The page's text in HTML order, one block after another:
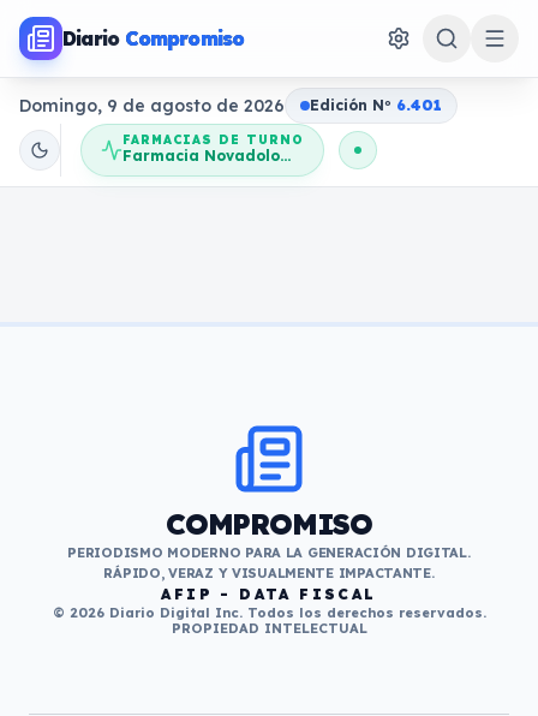
Diario Compromiso
Domingo, 9 de agosto de 2026 Edición No 6.401
FARMACIAS DE TURNO
Farmacia Novadolores
COMPROMISO
PERIODISMO MODERNO PARA LA GENERACIÓN DIGITAL.
RÁPIDO, VERAZ Y VISUALMENTE IMPACTANTE.
AFIP - DATA FISCAL
© 2026 Diario Digital Inc. Todos los derechos reservados.
PROPIEDAD INTELECTUAL